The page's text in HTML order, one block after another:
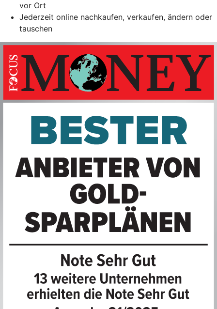
vor Ort
Jederzeit online nachkaufen, verkaufen, ändern oder
tauschen